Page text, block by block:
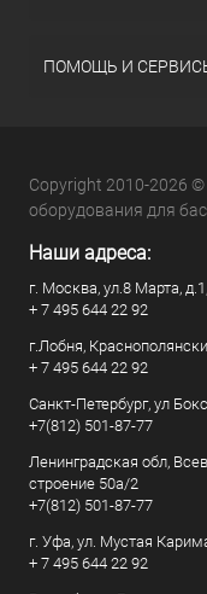
ПОМОЩЬ И
Copyright 2010-2026
оборудования для
Наши адреса:
г. Москва, ул.8 Марта,
+ 7 495 644 22 92
г.Лобня,
+ 7 495 644 22 92
Санкт-Петербург, ул
+7(812) 501-87-77
Ленинградская обл,
строение 50а/2
+7(812) 501-87-77
г. Уфа, ул. Мустая
+ 7 495 644 22 92